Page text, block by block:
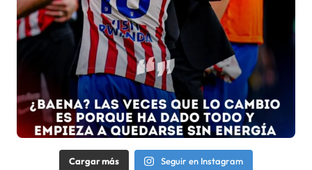
Cargar más Seguir en Instagram